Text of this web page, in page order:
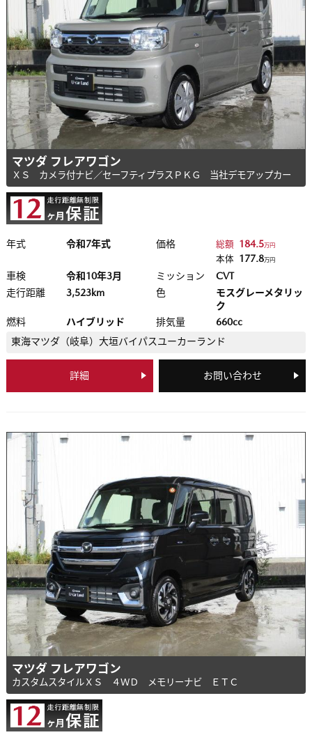
マツダ フレアワゴン
ＸＳ カメラ付ナビ／セーフティプラスＰＫＧ 当社デモアップカー
年式 令和7年式 価格 総額 184.5万円
本体 177.8万円
車検 令和10年3月 ミッション
CVT
走行距離
3,523km 色
モスグレーメタリッ
ク
燃料
ハイブリッド 排気量
660cc
東海マツダ（岐阜） 大垣バイパスユーカーランド
詳細 お問い合わせ
マツダ フレアワゴン
カスタムスタイルＸＳ ４ＷＤ メモリーナビ ＥＴＣ